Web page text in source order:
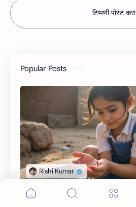
टिप्पणी पोस्ट करा
Popular Posts